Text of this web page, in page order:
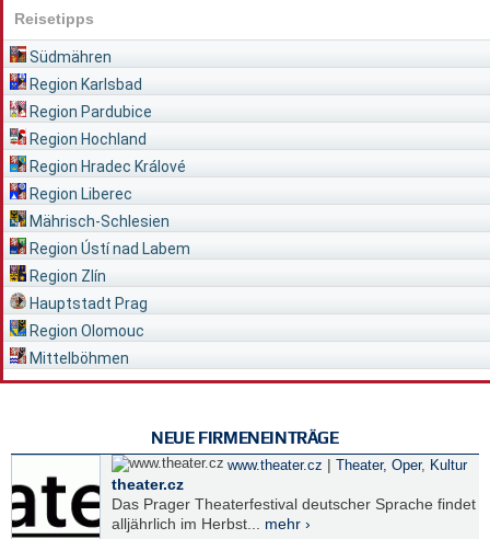
Reisetipps
Südmähren
Region Karlsbad
Region Pardubice
Region Hochland
Region Hradec Králové
Region Liberec
Mährisch-Schlesien
Region Ústí nad Labem
Region Zlín
Hauptstadt Prag
Region Olomouc
Mittelböhmen
NEUE FIRMENEINTRÄGE
www.theater.cz | Theater, Oper, Kultur
theater.cz
Das Prager Theaterfestival deutscher Sprache findet
alljährlich im Herbst... mehr ›